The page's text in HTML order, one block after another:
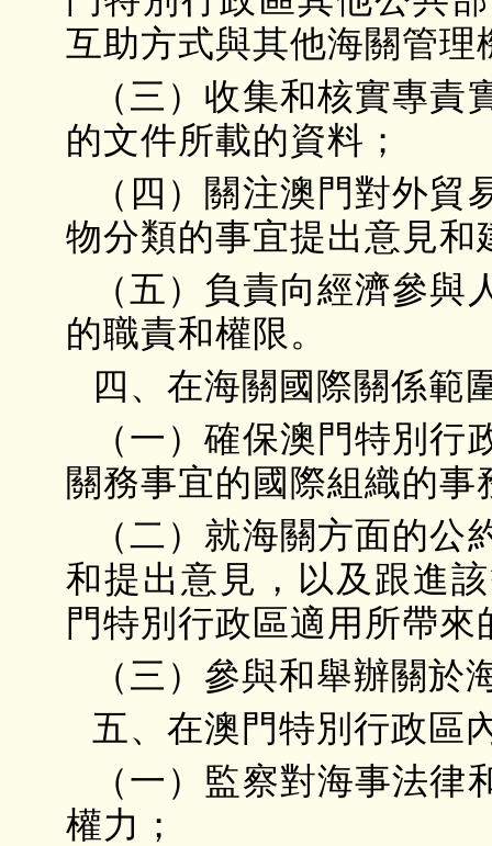
互助方式與其他海關管理
（三）收集和核實專
的文件所載的資料；
（四）關注澳門對外
物分類的事宜提出意見和
（五）負責向經濟參
的職責和權限。
四、在海關國際關係範
（一）確保澳門特別
關務事宜的國際組織的事
（二）就海關方面的
和提出意見，以及跟進
門特別行政區適用所帶來
（三）參與和舉辦關
五、在澳門特別行政區
（一）監察對海事法
權力；